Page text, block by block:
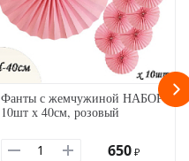
Фанты с жемчужиной НАБОР
10шт х 40см, розовый
650 ₽